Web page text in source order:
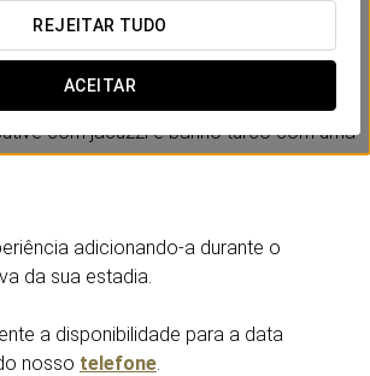
REJEITAR TUDO
ACEITAR
doce.
com jacuzzi e banho turco com uma
adicionando-a durante o
da sua estadia.
a disponibilidade para a data
nosso telefone.